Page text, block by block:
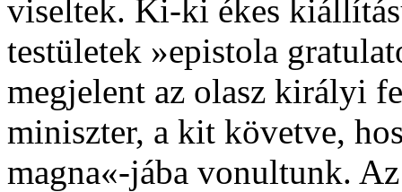
viseltek. Ki-ki ékes
testületek »epistola
megjelent az olasz királyi
miniszter, a kit követve,
magna«-jába vonultunk.